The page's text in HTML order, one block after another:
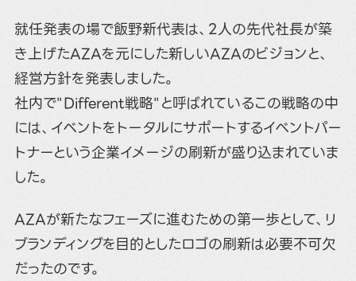
就任発表の場で飯野新代表は、2人の先代社長が築
き上げたAZAを元にした新しいAZAのビジョンと、
経営方針を発表しました。
社内で"Different戦略"と呼ばれているこの戦略の中
には、イベントをトータルにサポートするイベントパー
トナーという企業イメージの刷新が盛り込まれていま
した。
AZAが新たなフェーズに進むための第一歩として、リ
ブランディングを目的としたロゴの刷新は必要不可欠
だったのです。